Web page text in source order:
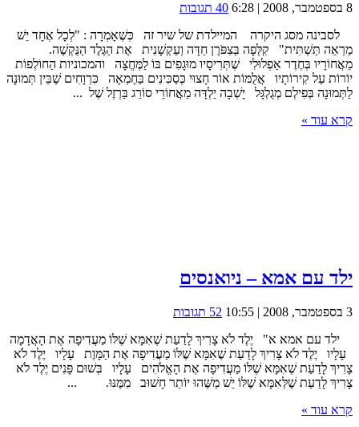
8 בספטמבר, 2008 | 6:28
40 תגובות
לסבינה מסג היקרה המיילדת של שיר זה כְּשֶׁאָמְרָה : "לְכָל אֶחָד יֵשׁ
מַרְאֵה תַּשְׁתִּית" קִלְּפָה בְּצִפֹּרֶן חַדָּה וְעַקְשָׁנִית אֶת הַגֶּלֶד הַנֻּקְשֶׁה.
מֵאֲחוֹרָיו בְּחֶדֶר אַפְלוּלִי שֶׁתְּרִיסָיו מוּגָפִים בּוֹ לַמֶּחֱצָה והמכוניות הַחוֹלְפוֹת
יוֹרוֹת עַל קִירוֹתָיו אֲלֻמּוֹת אוֹר חָצוּי כְּסַכִּינִים בַּחֶמְאָה כִּרְוָחִים שֶׁבֵּין תְּמוּנָה
לַתְּמוּנָה בְּפִילְם מְגֻלְגָּל יָשְׁבָה יַלְדָּה מֵאֲחוֹרֵי סוֹרֵג בַּרְזֶל שֶׁל ...
קרא עוד »
ילד עם אמא – ניואנסים
3 בספטמבר, 2008 | 10:55
52 תגובות
ילד עם אמא א" יֶלֶד לֹא צָרִיךְ לָדַעַת שֶׁאִמָּא שֶׁלּוֹ מַעֲדִיפָה אֶת הָאֲדָמָה
עָלָיו יֶלֶד לֹא צָרִיךְ לָדַעַת שֶׁאִמָּא שֶׁלּוֹ מַעֲדִיפָה אֶת הַמָּוֶת עָלָיו יֶלֶד לֹא
צָרִיךְ לָדַעַת שֶׁאִמָּא שֶׁלּוֹ מַעֲדִיפָה אֶת הָאֱלֹהִים עָלָיו בְּשׁוּם פָּנִים יֶלֶד לֹא
צָרִיךְ לָדַעַת שֶׁלְּאִמָּא שֶׁלּוֹ יֵשׁ מַשֶּׁהוּ יוֹתֵר חָשׁוּב מִמֶּנּוּ. ...
קרא עוד »